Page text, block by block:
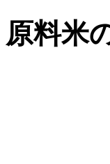
原料米